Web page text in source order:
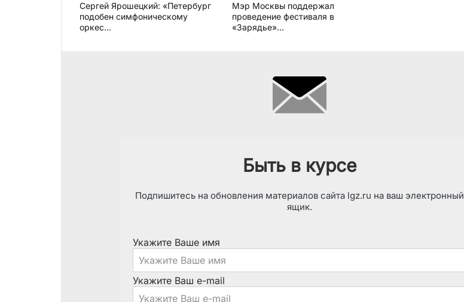
Сергей Ярошецкий: «Петербург
подобен симфоническому
оркес...
Мэр Москвы поддержал
проведение фестиваля в
«Зарядье»...
Быть в курсе
Подпишитесь на обновления материалов сайта lgz.ru на ваш электронный
ящик.
Укажите Ваше имя
Укажите Ваш e-mail